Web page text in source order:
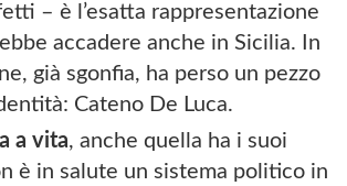
– è l’esatta rappresentazione
accadere anche in Sicilia. In
già sgonfia, ha perso un pezzo
Cateno De Luca.
a vita, anche quella ha i suoi
è in salute un sistema politico in